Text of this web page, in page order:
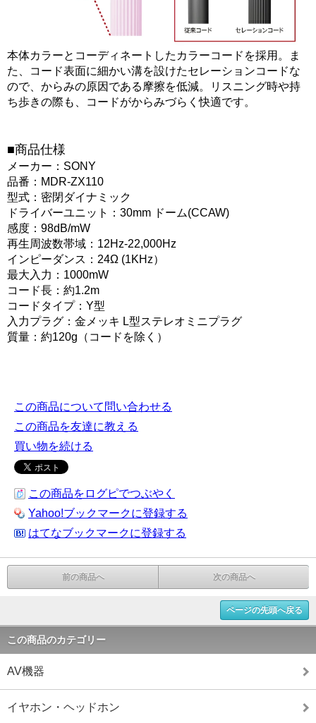
本体カラーとコーディネートしたカラーコードを採用。ま
た、コード表面に細かい溝を設けたセレーションコードな
ので、からみの原因である摩擦を低減。リスニング時や持
ち歩きの際も、コードがからみづらく快適です。
■商品仕様
メーカー：SONY
品番：MDR-ZX110
型式：密閉ダイナミック
ドライバーユニット：30mm ドーム(CCAW)
感度：98dB/mW
再生周波数帯域：12Hz-22,000Hz
インピーダンス：24Ω (1KHz）
最大入力：1000mW
コード長：約1.2m
コードタイプ：Y型
入力プラグ：金メッキ L型ステレオミニプラグ
質量：約120g（コードを除く）
この商品について問い合わせる
この商品を友達に教える
買い物を続ける
この商品をログピでつぶやく
Yahoo!ブックマークに登録する
はてなブックマークに登録する
前の商品へ 次の商品へ
ページの先頭へ戻る
この商品のカテゴリー
AV機器
イヤホン・ヘッドホン